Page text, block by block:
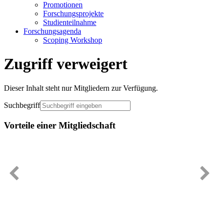
Promotionen
Forschungsprojekte
Studienteilnahme
Forschungsagenda
Scoping Workshop
Zugriff verweigert
Dieser Inhalt steht nur Mitgliedern zur Verfügung.
Suchbegriff
Vorteile einer Mitgliedschaft